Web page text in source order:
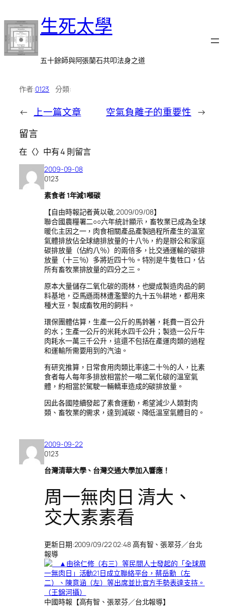
至
主
要
內
生死太學
五十餘師與阿張蘭石共叩法身之道
作者:0123 分類:
← 上一篇文章 空氣負離子的重要性 →
留言
在〈〉中有 4 則留言
2009-09-08
0123
素食者 1年減1噸碳
【自由時報記者黃以敬,2009/09/08】
聯合國農糧署二○○六年統計顯示，畜牧業已成為全球
暖化主因之一，肉食相關產品產製過程所產生的溫室
氣體排放佔全球總排放量的十八％，約是辦公和家庭
碳排放量（佔約八％）的兩倍多，比交通運輸的碳排
放量（十三％）多將近四十％。特別是牛隻牲口，佔
所有畜牧業排放量的四分之三。
原本大量儲存二氧化碳的雨林，也變成製造肉品的飼
料基地，亞馬遜雨林遭濫墾的九十五％耕地，都用來
種大豆，製成畜牧用的飼料。
環保團體估算，生產一公斤的馬鈴薯，耗費一百公升
的水；生產一公斤的米耗水四千公升；製造一公斤牛
肉耗水一萬三千公升，這還不包括在產運肉類的過程
和運輸所需要用到的汽油。
有研究推算，日常食用肉類比率達二十％的人，比素
食者每人每年多排放相當於一噸二氧化碳的溫室氣
體，約相當於駕駛一輛轎車造成的碳排放量。
因此各國陸續發起了素食運動，希望減少人類對肉
類、畜牧業的需求，達到減碳、降低溫室氣體目的。
2009-09-22
0123
台灣清華大學、台灣交通大學加入響應！
周一無肉日 清大、
交大素素看
更新日期:2009/09/22 02:48 高有智、張翠芬／台北
報導
中國時報【高有智、張翠芬／台北報導】